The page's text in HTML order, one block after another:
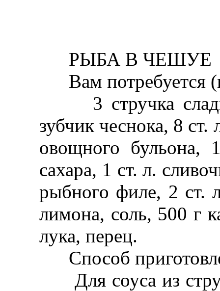
РЫБА В ЧЕШУЕ
Вам потребуется
3 стручка
зубчик чеснока, 8
овощного
сахара, 1 ст. л.
рыбного филе, 2 ст.
лимона, соль, 500 г
лука, перец.
Способ
Для соуса из